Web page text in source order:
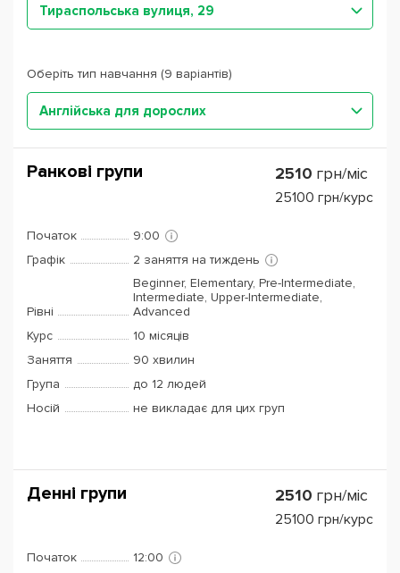
Тираспольська вулиця, 29
Оберіть тип навчання (9 варіантів)
Англійська для дорослих
Ранкові групи 2510 грн/міс
25100 грн/курс
Початок
9:00
Графік
2 заняття на тиждень
Рівні
Beginner, Elementary, Pre-Intermediate,
Intermediate, Upper-Intermediate,
Advanced
Курс
10 місяців
Заняття
90 хвилин
Група
до 12 людей
Носій
не викладає для цих груп
Денні групи 2510 грн/міс
25100 грн/курс
Початок
12:00